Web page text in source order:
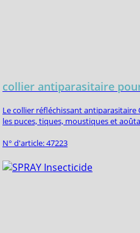
collier antiparasitaire
Le collier réfléchissant
les puces, tiques, moustiques et
N° d'article: 47223